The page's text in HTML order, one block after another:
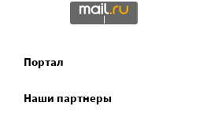
Портал
Наши партнеры